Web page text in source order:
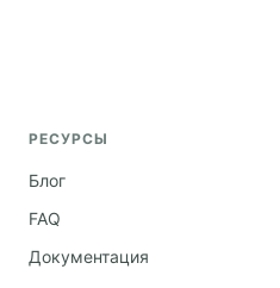
РЕСУРСЫ
Блог
FAQ
Документация